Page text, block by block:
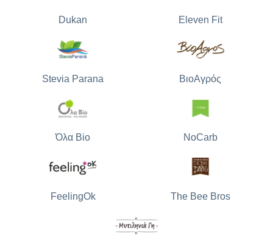
Dukan Eleven Fit
Stevia Parana ΒιοΑγρός
Όλα Bio NoCarb
FeelingOk The Bee Bros